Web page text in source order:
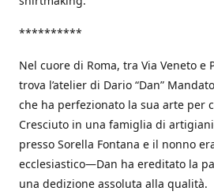
**********
Nel cuore di Roma, tra Via Veneto e
trova l’atelier di Dario “Dan”
che ha perfezionato la sua arte per
Cresciuto in una famiglia di
presso Sorella Fontana e il nonno
ecclesiastico—Dan ha ereditato la
una dedizione assoluta alla qualità.